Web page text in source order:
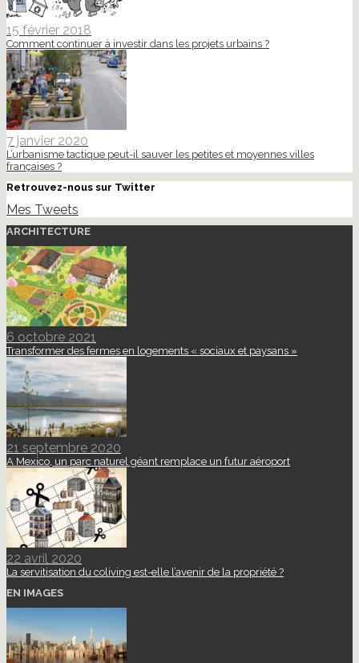
15 février 2018
Comment continuer à investir dans les projets urbains ?
7 janvier 2020
L’urbanisme tactique peut-il sauver les petites et moyennes villes
françaises ?
Retrouvez-nous sur Twitter
Mes Tweets
ARCHITECTURE
6 octobre 2021
Transformer des fermes en logements « sociaux et paysans »
21 septembre 2020
A Mexico, un parc naturel géant remplace un futur aéroport
22 avril 2020
La servitisation du coliving est-elle l’avenir de la propriété ?
EN IMAGES